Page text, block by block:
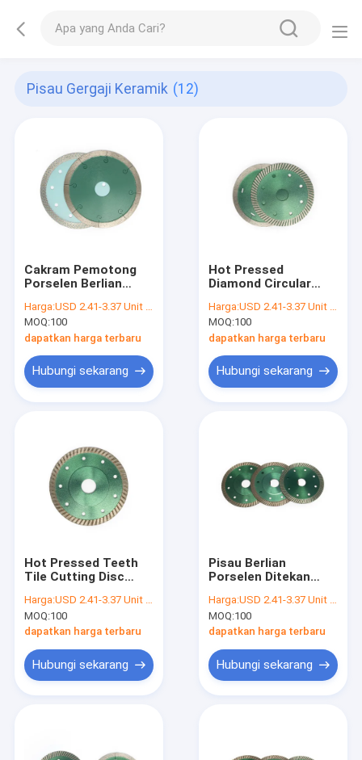
Pisau Gergaji Keramik (12)
Cakram Pemotong
Porselen Berlian
Gergaji Keramik
Harga:USD 2.41-3.37 Unit price
MOQ:100
dapatkan harga terbaru
Hubungi sekarang
Hot Pressed
Diamond Circular
Blade Untuk
Memotong Ubin
Harga:USD 2.41-3.37 Unit price
MOQ:100
dapatkan harga terbaru
Hubungi sekarang
Hot Pressed Teeth
Tile Cutting Disc
Keramik Untuk
Penggiling
Harga:USD 2.41-3.37 Unit price
MOQ:100
dapatkan harga terbaru
Hubungi sekarang
Pisau Berlian
Porselen Ditekan
Pisau Gergaji
Keramik
Harga:USD 2.41-3.37 Unit price
MOQ:100
dapatkan harga terbaru
Hubungi sekarang